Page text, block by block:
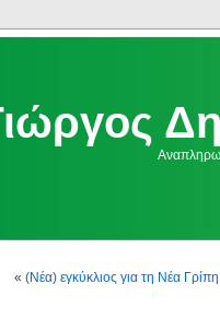
« (Νέα) εγκύκλιος για τη Νέα Γρίπη